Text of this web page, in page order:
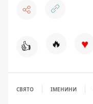
👍 🔥 ♥
СВЯТО ІМЕНИНИ